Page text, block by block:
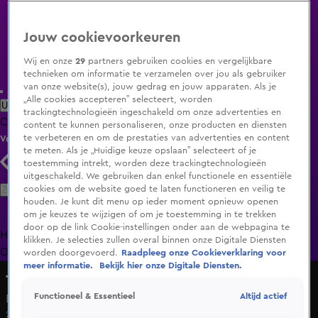
Uitzending Gemist Populaire programma's Zenders Genres
ClipsFilmsRadioSmart TV inlogShop
Volg KIJK
Zoeken
HomeUitzending Gemist Programma's De Bondgenoten
OranjezomerLivestreamsShop
The Tribute: Battle of the Bands
Beach Boys' Best – California Girls
27 dec 2025, 19:59
Jouw cookievoorkeuren
Wij en onze29 partners gebruiken cookies en vergelijkbare
technieken om informatie te verzamelen over jou als gebruiker
van onze website(s), jouw gedrag en jouw apparaten. Als je
„Alle cookies accepteren” selecteert, worden
trackingtechnologieën ingeschakeld om onze advertenties en
content te kunnen personaliseren, onze producten en diensten
te verbeteren en om de prestaties van advertenties en content
te meten. Als je „Huidige keuze opslaan” selecteert of je
toestemming intrekt, worden deze trackingtechnologieën
uitgeschakeld. We gebruiken dan enkel functionele en essentiële
cookies om de website goed te laten functioneren en veilig te
houden. Je kunt dit menu op ieder moment opnieuw openen
om je keuzes te wijzigen of om je toestemming in te trekken
door op de link Cookie-instellingen onder aan de webpagina te
klikken. Je selecties zullen overal binnen onze Digitale Diensten
worden doorgevoerd.
Raadpleeg onze Cookieverklaring voor
meer informatie.
Bekijk hier onze Digitale Diensten.
Functioneel & Essentieel Altijd actief